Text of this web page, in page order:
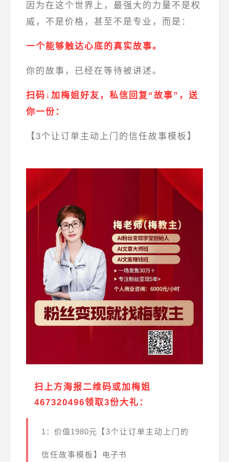
因为在这个世界上，最强大的力量不是权
威，不是价格，甚至不是专业，而是：
一个能够触达心底的真实故事。
你的故事，已经在等待被讲述。
扫码↓加梅姐好友，私信回复“故事”， 送
你一份：
【3个让订单主动上门的信任故事模板】
扫上方海报二维码或加梅姐
467320496领取3份大礼：
1：价值1980元 【3个让订单主动上门的
信任故事模板】 电子书